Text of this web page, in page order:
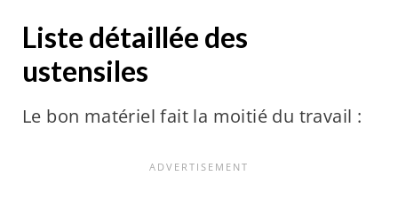
Liste détaillée des
ustensiles
Le bon matériel fait la moitié du travail :